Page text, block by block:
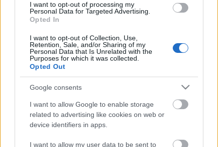
I want to opt-out of processing my
Personal Data for Targeted Advertising.
Opted In
I want to opt-out of Collection, Use,
Retention, Sale, and/or Sharing of my
Personal Data that Is Unrelated with the
Purposes for which it was collected.
Opted Out
Google consents
I want to allow Google to enable storage
related to advertising like cookies on web or
device identifiers in apps.
I want to allow my user data to be sent to
Országos hírek
TÚLFOGYASZTÁS NAPJA - JÚLIUS 30-RA
FELHASZNÁLTA AZ EMBERISÉG A FÖLD EGÉSZ
ÉVRE ELEGENDŐ ERŐFORRÁSAIT
HIRDETÉS